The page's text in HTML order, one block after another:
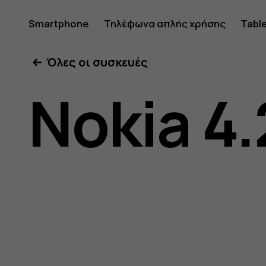
Οδηγίες
χρήσης
Nokia
Smartphone Τηλέφωνα απλής χρήσης
Όλες οι συσκευές
Nokia